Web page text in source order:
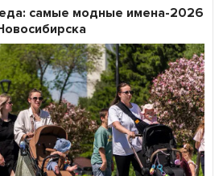
самые модные имена-2026